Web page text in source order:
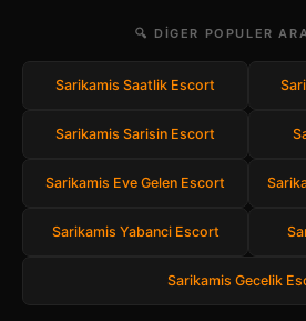
🔍 DIGER POPULER
Sarikamis Saatlik Escort
Sarikamis Sarisin Escort
Sarikamis Eve Gelen Escort
Sarikamis Yabanci Escort
Sarikamis Gecelik